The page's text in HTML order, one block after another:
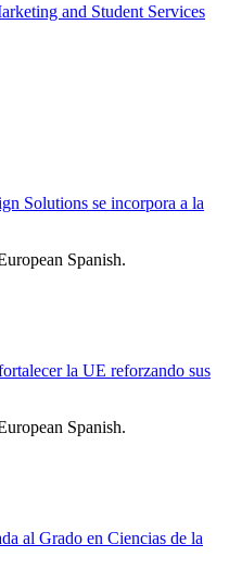
and Student Services
Solutions se incorpora a la
Spanish.
la UE reforzando sus
Spanish.
al Grado en Ciencias de la